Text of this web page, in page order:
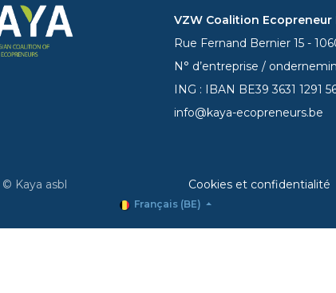
VZW Coalition Ecopreneur
Rue Fernand Bernier 15 -
N° d’entreprise /
ING : IBAN BE393631 1291
info@kaya-ecopreneurs.be
© Kaya asbl Cookies et confidentialité
Français (BE)